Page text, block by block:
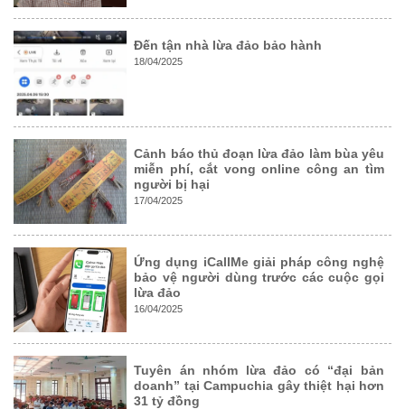
Đến tận nhà lừa đảo bảo hành
18/04/2025
Cảnh báo thủ đoạn lừa đảo làm bùa yêu
miễn phí, cắt vong online công an tìm
người bị hại
17/04/2025
Ứng dụng iCallMe giải pháp công nghệ
bảo vệ người dùng trước các cuộc gọi
lừa đảo
16/04/2025
Tuyên án nhóm lừa đảo có “đại bản
doanh” tại Campuchia gây thiệt hại hơn
31 tỷ đồng